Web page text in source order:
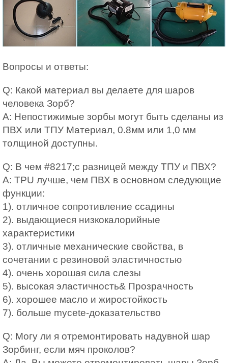
Вопросы и ответы:
Q: Какой материал вы делаете для шаров
человека Зорб?
A: Непостижимые зорбы могут быть сделаны из
ПВХ или ТПУ Материал, 0.8мм или 1,0 мм
толщиной доступны.
Q: В чем #8217;с разницей между ТПУ и ПВХ?
A: TPU лучше, чем ПВХ в основном следующие
функции:
1). отличное сопротивление ссадины
2). выдающиеся низкокалорийные
характеристики
3). отличные механические свойства, в
сочетании с резиновой эластичностью
4). очень хорошая сила слезы
5). высокая эластичность& Прозрачность
6). хорошее масло и жиростойкость
7). больше mycete-доказательство
Q: Могу ли я отремонтировать надувной шар
Зорбинг, если мяч проколов?